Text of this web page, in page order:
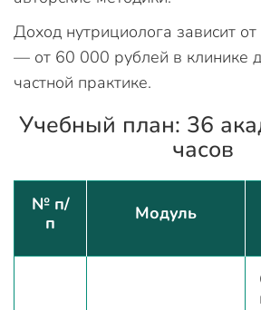
Доход нутрициолога зависит
— от 60 000 рублей в клинике
частной практике.
Учебный план: 36
часов
№ п/
п
Модуль